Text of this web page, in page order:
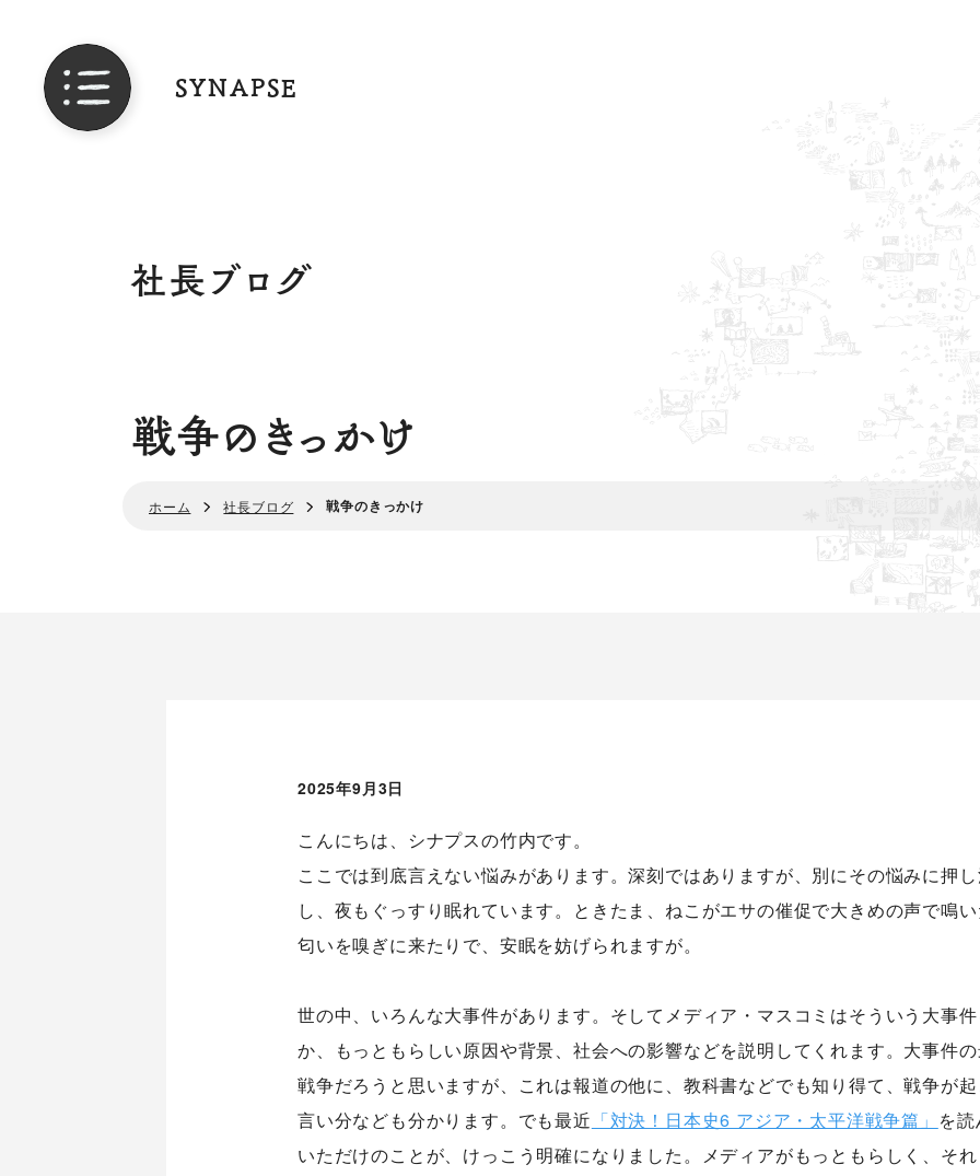
社長ブログ
戦争のきっかけ
ホーム 社長ブログ 戦争のきっかけ
2025年9月3日
こんにちは、シナプスの竹内です。
ここでは到底言えない悩みがあります。深刻ではありますが、別にその悩みに押
し、夜もぐっすり眠れています。ときたま、ねこがエサの催促で大きめの声で鳴
匂いを嗅ぎに来たりで、安眠を妨げられますが。
世の中、いろんな大事件があります。そしてメディア・マスコミはそういう大事
か、もっともらしい原因や背景、社会への影響などを説明してくれます。大事件
戦争だろうと思いますが、これは報道の他に、教科書などでも知り得て、戦争が
言い分なども分かります。でも最近 「対決！日本史6 アジア・太平洋戦争篇」 を
いただけのことが、けっこう明確になりました。メディアがもっともらしく、そ
SYNAPSE